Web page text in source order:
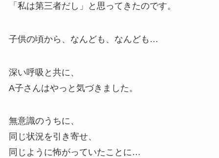
「私は第三者だし」と思ってきたのです。
子供の頃から、なんども、なんども…
深い呼吸と共に、
A子さんはやっと気づきました。
無意識のうちに、
同じ状況を引き寄せ、
同じように怖がっていたことに…